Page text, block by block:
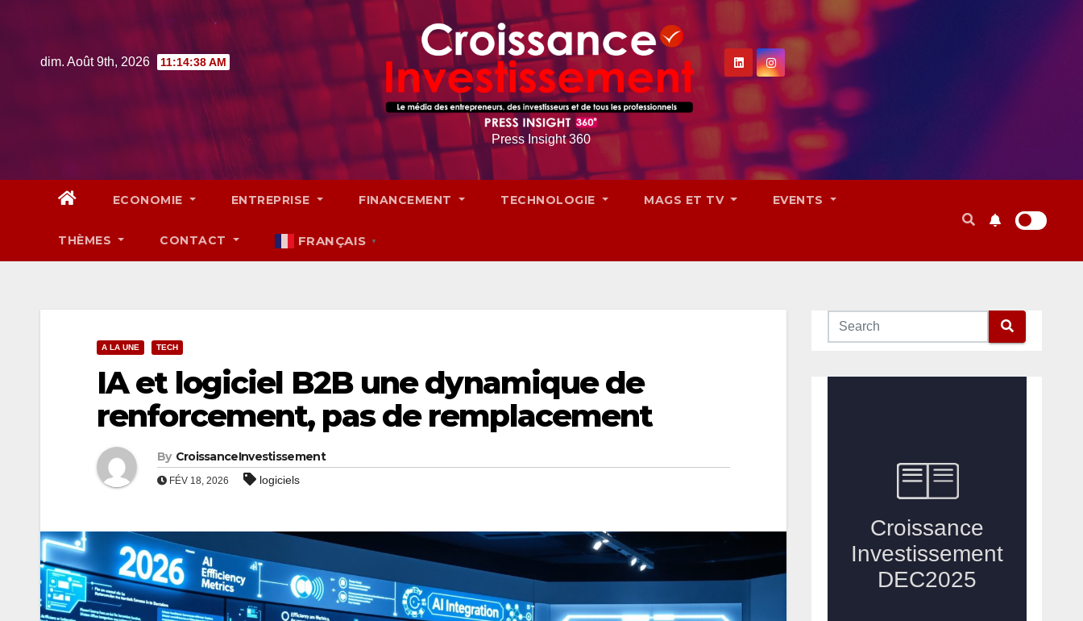
contentdim. Août 9th, 2026 11:14:39 AM
Press Insight 360
ECONOMIE ENTREPRISE FINANCEMENT TECHNOLOGIE MAGS ET TV EVENTS
THÈMES CONTACT FRANÇAIS ▼
A LA UNE TECH
IA et logiciel B2B une dynamique de
renforcement, pas de remplacement
By CroissanceInvestissement
FÉV 18, 2026 logiciels